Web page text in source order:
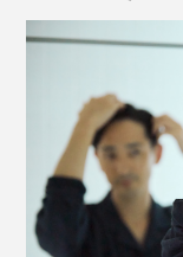
STREAMER
ら多くのファン
パイオニア。ス
バックグラウン
るバリスタたち